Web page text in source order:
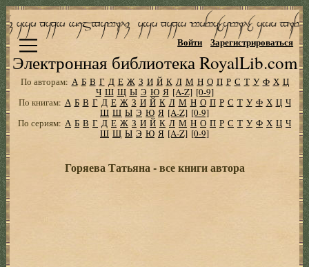
Электронная библиотека RoyalLib.com
Войти Зарегистрироваться
По авторам: А Б В Г Д Е Ж З И Й К Л М Н О П Р С Т У Ф Х Ц
Ч Ш Щ Ы Э Ю Я [A-Z] [0-9]
По книгам: А Б В Г Д Е Ж З И Й К Л М Н О П Р С Т У Ф Х Ц Ч
Ш Щ Ы Э Ю Я [A-Z] [0-9]
По сериям: А Б В Г Д Е Ж З И Й К Л М Н О П Р С Т У Ф Х Ц Ч
Ш Щ Ы Э Ю Я [A-Z] [0-9]
Горяева Татьяна - все книги автора